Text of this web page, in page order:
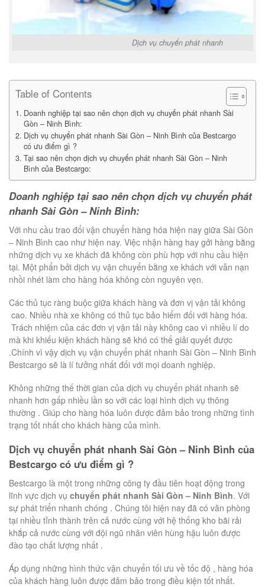
Dịch vụ chuyển phát nhanh
Table of Contents
Doanh nghiệp tại sao nên chọn dịch vụ chuyển phát nhanh Sài
Gòn – Ninh Bình:
Dịch vụ chuyển phát nhanh Sài Gòn – Ninh Bình của Bestcargo
có ưu điểm gì ?
Tại sao nên chọn dịch vụ chuyển phát nhanh Sài Gòn – Ninh
Bình của Bestcargo:
Doanh nghiệp tại sao nên chọn dịch vụ chuyển phát
nhanh Sài Gòn – Ninh Bình:
Với nhu cầu trao đổi vận chuyển hàng hóa hiện nay giữa Sài Gòn
– Ninh Bình cao như hiện nay. Việc nhận hàng hay gởi hàng bằng
những dịch vụ xe khách đã không còn phù hợp với nhu cầu hiện
tại. Một phẩn bởi dịch vụ vận chuyển bằng xe khách với vẫn nạn
nhồi nhét làm cho hàng hóa không còn nguyên vẹn.
Các thủ tục ràng buộc giữa khách hàng và đơn vị vận tải không
cao. Nhiều nhà xe không có thủ tục bảo hiểm đối với hàng hóa.
Trách nhiệm của các đơn vị vận tải này không cao vì nhiều lí do
mà khi khiếu kiện khách hàng sẽ khó có thể giải quyết được
.Chính vì vậy dịch vụ vận chuyển phát nhanh Sài Gòn – Ninh Bình
Bestcargo sẽ là lí tưởng nhất đối với mọi doanh nghiệp.
Không những thế thời gian của dịch vụ chuyển phát nhanh sẽ
nhanh hơn gấp nhiều lần so với các loại hình dịch vụ thông
thường . Giúp cho hàng hóa luôn được đảm bảo trong những tình
trạng tốt nhất cho khách hàng của mình.
Dịch vụ chuyển phát nhanh Sài Gòn – Ninh Bình của
Bestcargo có ưu điểm gì ?
Bestcargo là một trong những công ty đầu tiên hoạt động trong
lĩnh vực dịch vụ chuyển phát nhanh Sài Gòn – Ninh Bình. Với
sự phát triển nhanh chóng . Chúng tôi hiện nay đã có văn phòng
tại nhiều tỉnh thành trên cả nước cùng với hệ thống kho bãi rải
khắp cả nước cùng với đội ngũ nhân viên hùng hậu luôn được
đào tạo chất lượng nhất .
Áp dụng những hình thức vận chuyển tối ưu về tốc độ , hàng hóa
của khách hàng luôn được đảm bảo trong điều kiện tốt nhất.